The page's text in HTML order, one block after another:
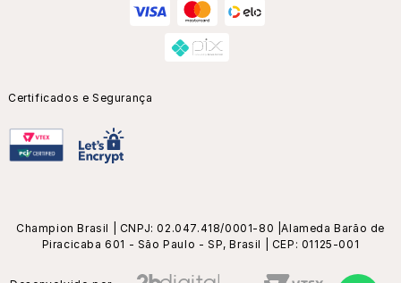
Certificados e Segurança
Champion Brasil | CNPJ: 02.047.418/0001-80 |Alameda Barão de
Piracicaba 601 - São Paulo - SP, Brasil | CEP: 01125-001